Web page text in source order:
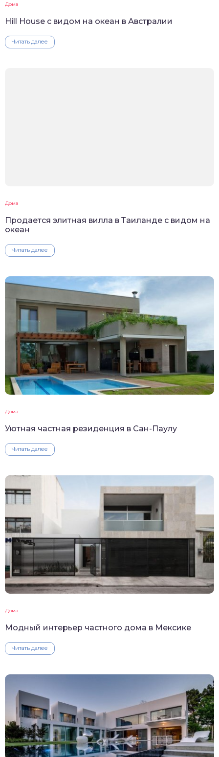
Дома
Hill House с видом на океан в Австралии
Читать далее
Дома
Продается элитная вилла в Таиланде с видом на
океан
Читать далее
Дома
Уютная частная резиденция в Сан-Паулу
Читать далее
Дома
Модный интерьер частного дома в Мексике
Читать далее